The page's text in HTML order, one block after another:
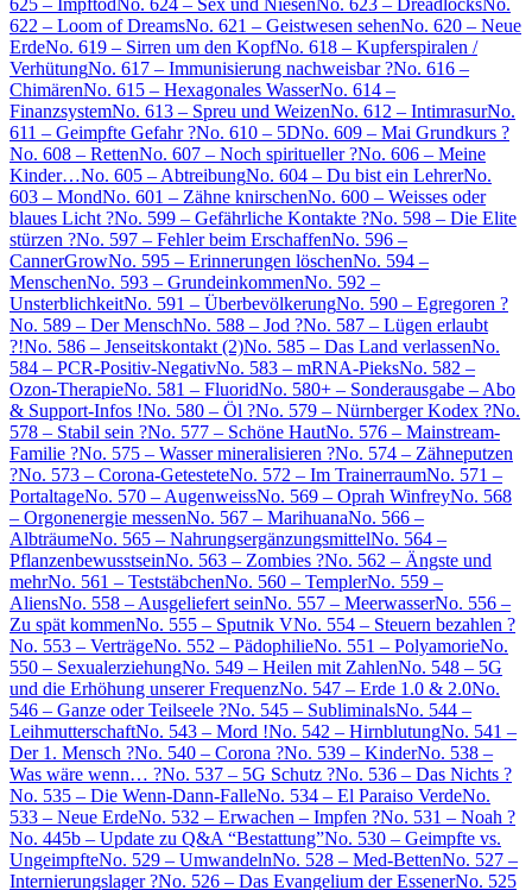
625 – ImpftodNo. 624 – Sex und NiesenNo. 623 – DreadlocksNo.
622 – Loom of DreamsNo. 621 – Geistwesen sehenNo. 620 – Neue
ErdeNo. 619 – Sirren um den KopfNo. 618 – Kupferspiralen /
VerhütungNo. 617 – Immunisierung nachweisbar ?No. 616 –
ChimärenNo. 615 – Hexagonales WasserNo. 614 –
FinanzsystemNo. 613 – Spreu und WeizenNo. 612 – IntimrasurNo.
611 – Geimpfte Gefahr ?No. 610 – 5DNo. 609 – Mai Grundkurs ?
No. 608 – RettenNo. 607 – Noch spiritueller ?No. 606 – Meine
Kinder…No. 605 – AbtreibungNo. 604 – Du bist ein LehrerNo.
603 – MondNo. 601 – Zähne knirschenNo. 600 – Weisses oder
blaues Licht ?No. 599 – Gefährliche Kontakte ?No. 598 – Die Elite
stürzen ?No. 597 – Fehler beim ErschaffenNo. 596 –
CannerGrowNo. 595 – Erinnerungen löschenNo. 594 –
MenschenNo. 593 – GrundeinkommenNo. 592 –
UnsterblichkeitNo. 591 – ÜberbevölkerungNo. 590 – Egregoren ?
No. 589 – Der MenschNo. 588 – Jod ?No. 587 – Lügen erlaubt
?!No. 586 – Jenseitskontakt (2)No. 585 – Das Land verlassenNo.
584 – PCR-Positiv-NegativNo. 583 – mRNA-PieksNo. 582 –
Ozon-TherapieNo. 581 – FluoridNo. 580+ – Sonderausgabe – Abo
& Support-Infos !No. 580 – Öl ?No. 579 – Nürnberger Kodex ?No.
578 – Stabil sein ?No. 577 – Schöne HautNo. 576 – Mainstream-
Familie ?No. 575 – Wasser mineralisieren ?No. 574 – Zähneputzen
?No. 573 – Corona-GetesteteNo. 572 – Im TrainerraumNo. 571 –
PortaltageNo. 570 – AugenweissNo. 569 – Oprah WinfreyNo. 568
– Orgonenergie messenNo. 567 – MarihuanaNo. 566 –
AlbträumeNo. 565 – NahrungsergänzungsmittelNo. 564 –
PflanzenbewusstseinNo. 563 – Zombies ?No. 562 – Ängste und
mehrNo. 561 – TeststäbchenNo. 560 – TemplerNo. 559 –
AliensNo. 558 – Ausgeliefert seinNo. 557 – MeerwasserNo. 556 –
Zu spät kommenNo. 555 – Sputnik VNo. 554 – Steuern bezahlen ?
No. 553 – VerträgeNo. 552 – PädophilieNo. 551 – PolyamorieNo.
550 – SexualerziehungNo. 549 – Heilen mit ZahlenNo. 548 – 5G
und die Erhöhung unserer FrequenzNo. 547 – Erde 1.0 & 2.0No.
546 – Ganze oder Teilseele ?No. 545 – SubliminalsNo. 544 –
LeihmutterschaftNo. 543 – Mord !No. 542 – HirnblutungNo. 541 –
Der 1. Mensch ?No. 540 – Corona ?No. 539 – KinderNo. 538 –
Was wäre wenn… ?No. 537 – 5G Schutz ?No. 536 – Das Nichts ?
No. 535 – Die Wenn-Dann-FalleNo. 534 – El Paraiso VerdeNo.
533 – Neue ErdeNo. 532 – Erwachen – Impfen ?No. 531 – Noah ?
No. 445b – Update zu Q&A “Bestattung”No. 530 – Geimpfte vs.
UngeimpfteNo. 529 – UmwandelnNo. 528 – Med-BettenNo. 527 –
Internierungslager ?No. 526 – Das Evangelium der EssenerNo. 525